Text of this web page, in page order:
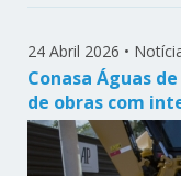
24 Abril 2026 •
Conasa Águas
de obras com